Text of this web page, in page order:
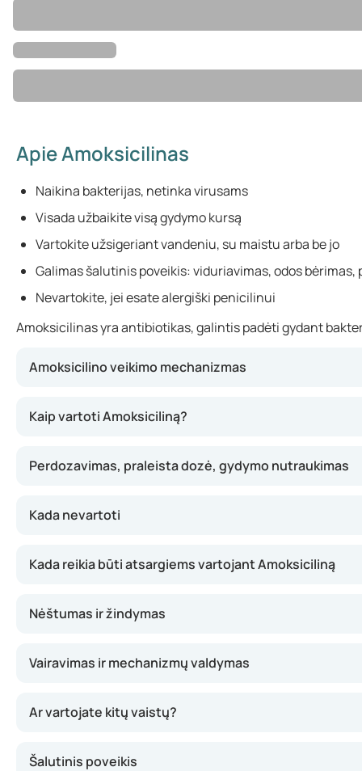
Apie Amoksicilinas
Naikina bakterijas, netinka virusams
Visada užbaikite visą gydymo kursą
Vartokite užsigeriant vandeniu, su maistu arba be jo
Galimas šalutinis poveikis: viduriavimas, odos bėrimas,
Nevartokite, jei esate alergiški penicilinui
Amoksicilinas yra antibiotikas, galintis padėti gydant
Amoksicilino veikimo mechanizmas
Kaip vartoti Amoksiciliną?
Perdozavimas, praleista dozė, gydymo nutraukimas
Kada nevartoti
Kada reikia būti atsargiems vartojant Amoksiciliną
Nėštumas ir žindymas
Vairavimas ir mechanizmų valdymas
Ar vartojate kitų vaistų?
Šalutinis poveikis